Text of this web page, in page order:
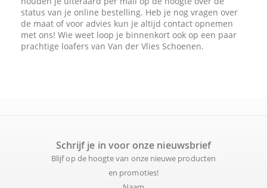
status van je online bestelling. Heb je nog vragen over
de maat of voor advies kun je altijd contact opnemen
met ons! Wie weet loop je binnenkort ook op een paar
prachtige loafers van Van der Vlies Schoenen.
Schrijf je in voor onze nieuwsbrief
Blijf op de hoogte van onze nieuwe producten
en promoties!